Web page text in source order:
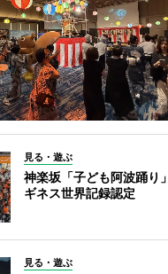
見る・遊ぶ
神楽坂「子ども阿波踊り
ギネス世界記録認定
見る・遊ぶ